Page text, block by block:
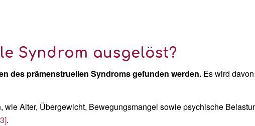
Syndrom ausgelöst?
des prämenstruellen Syndroms gefunden werden. Es wird
Alter, Übergewicht, Bewegungsmangel sowie psychische
.